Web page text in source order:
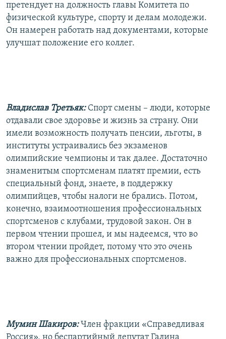
претендует на должность главы Комитета по
физической культуре, спорту и делам молодежи.
Он намерен работать над документами, которые
улучшат положение его коллег.
Владислав Третьяк: Спорт смены – люди, которые
отдавали свое здоровье и жизнь за страну. Они
имели возможность получать пенсии, льготы, в
институты устраивались без экзаменов
олимпийские чемпионы и так далее. Достаточно
знаменитым спортсменам платят премии, есть
специальный фонд, знаете, в поддержку
олимпийцев, чтобы налоги не брались. Потом,
конечно, взаимоотношения профессиональных
спортсменов с клубами, трудовой закон. Он в
первом чтении прошел, и мы надеемся, что во
втором чтении пройдет, потому что это очень
важно для профессиональных спортсменов.
Мумин Шакиров: Член фракции «Справедливая